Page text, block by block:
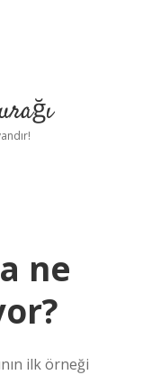
ne
ilk örneği